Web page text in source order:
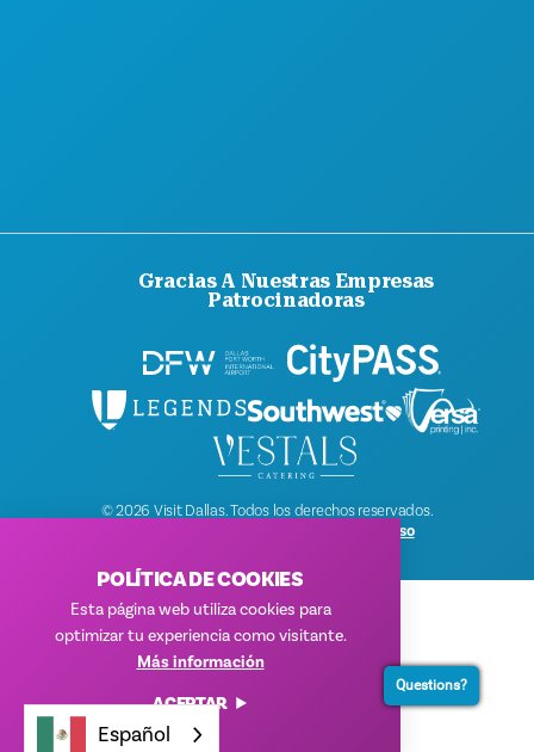
Gracias A Nuestras Empresas
Patrocinadoras
© 2026 Visit Dallas. Todos los derechos reservados.
Condiciones de uso
POLÍTICA DE COOKIES
Esta página web utiliza cookies para
optimizar tu experiencia como visitante.
Más información
ACEPTAR
Español
Questions?